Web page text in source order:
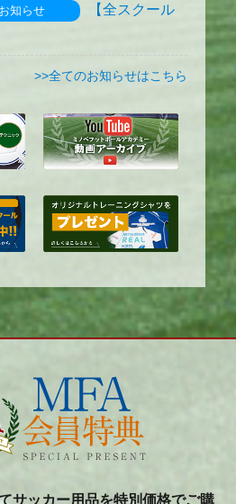
お知らせ
【全スクール
>>全てのお知らせはこちら
サッカー用品を特別価格でご購